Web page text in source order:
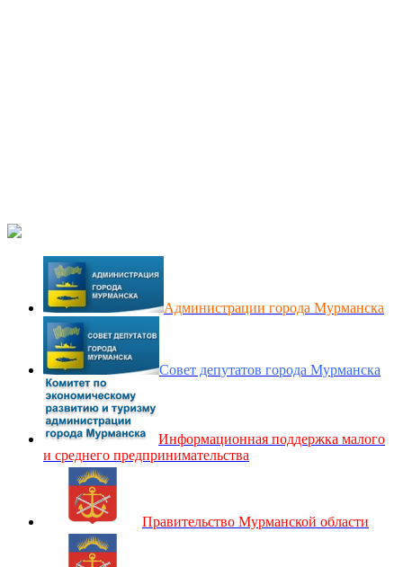
Администрации города Мурманска
Совет депутатов города Мурманска
Информационная поддержка малого
и среднего предпринимательства
Правительство Мурманской области